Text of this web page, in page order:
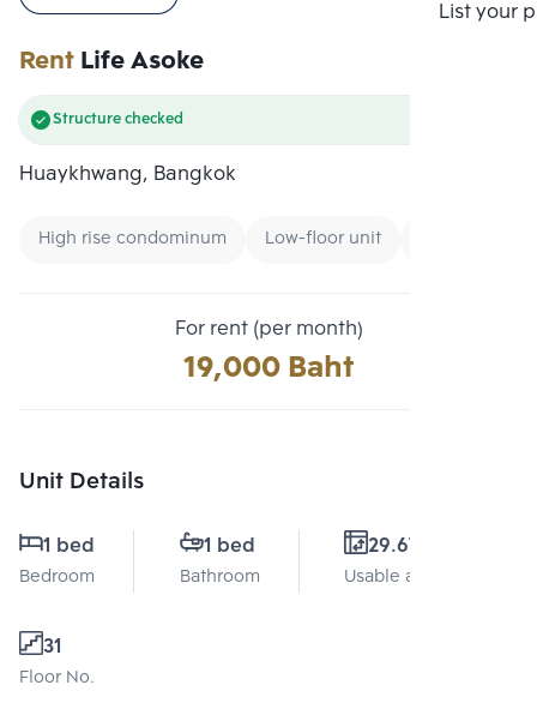
List your
RentLife Asoke
Structure checked
Huaykhwang, Bangkok
High rise condominum Low-floor unit
For rent (per month)
19,000 Baht
Unit Details
1 bed
Bedroom
1 bed
Bathroom
29.67 Sq.m.
Usable area
31
Floor No.